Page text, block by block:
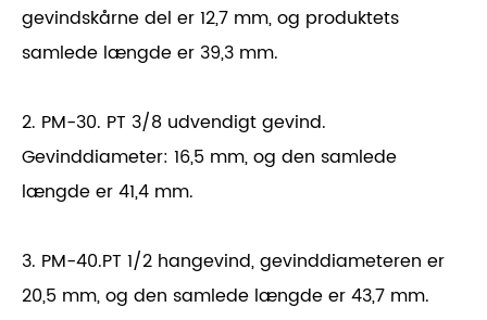
gevindskårne del er 12,7 mm, og produktets
samlede længde er 39,3 mm.
2. PM-30. PT 3/8 udvendigt gevind.
Gevinddiameter: 16,5 mm, og den samlede
længde er 41,4 mm.
3. PM-40.PT 1/2 hangevind, gevinddiameteren er
20,5 mm, og den samlede længde er 43,7 mm.